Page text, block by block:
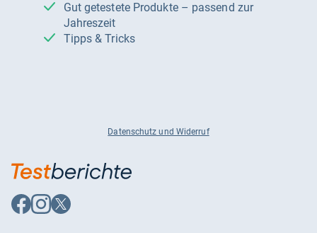
Gut getestete Produkte – passend zur
Jahreszeit
Tipps & Tricks
Datenschutz und Widerruf
Auf
Facebook
Auf
Instagram
Auf
X